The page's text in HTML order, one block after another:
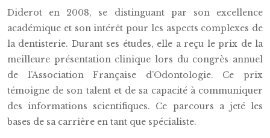
Diderot en 2008, se distinguant par son excellence
académique et son intérêt pour les aspects complexes de
la dentisterie. Durant ses études, elle a reçu le prix de la
meilleure présentation clinique lors du congrès annuel
de l’Association Française d’Odontologie. Ce prix
témoigne de son talent et de sa capacité à communiquer
des informations scientifiques. Ce parcours a jeté les
bases de sa carrière en tant que spécialiste.